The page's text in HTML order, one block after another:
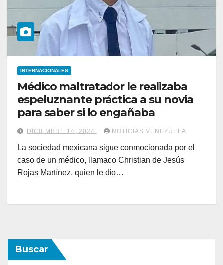
INTERNACIONALES
Médico maltratador le realizaba
espeluznante práctica a su novia
para saber si lo engañaba
DICIEMBRE 14, 2024 NOTICIAS VENEZUELA
La sociedad mexicana sigue conmocionada por el
caso de un médico, llamado Christian de Jesús
Rojas Martínez, quien le dio…
Buscar